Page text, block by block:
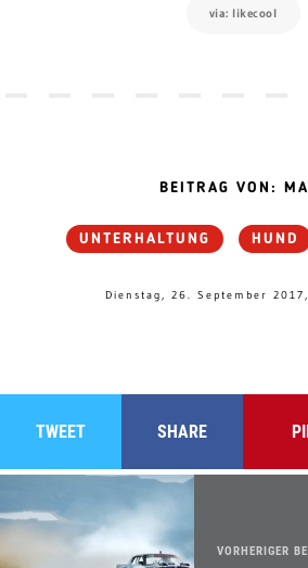
via: likecool
BEITRAG VON:
UNTERHALTUNG HUND
Dienstag, 26. September
TWEET SHARE
VORHERIGER